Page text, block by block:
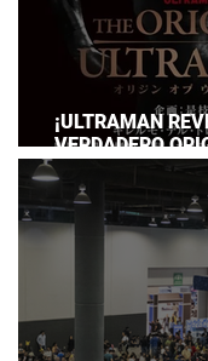
¡ULTRAMAN
VERDADERO
DOCUMENTAL
ANIVERSARIO